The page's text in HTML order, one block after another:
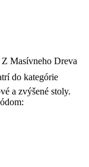
Masívneho Dreva
do kategórie
a zvýšené stoly.